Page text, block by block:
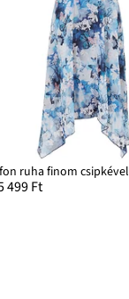
ruha finom csipkével
499 Ft